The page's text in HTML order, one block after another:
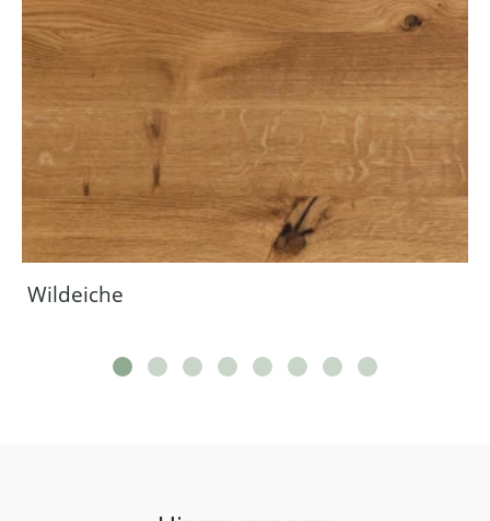
Wildeiche